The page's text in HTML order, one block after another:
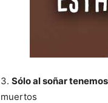
3. Sólo al soñar
muertos